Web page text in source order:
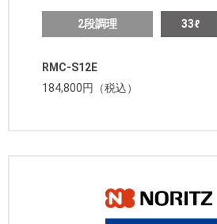
2段調理 33ℓ
RMC-S12E
184,800円（税込）